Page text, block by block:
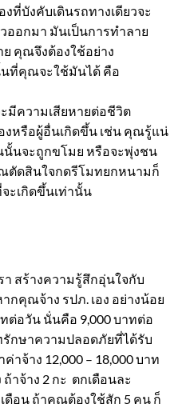
ที่บังคับเดินรถทางเดียวจะ
ออกมา มันเป็นการทำลาย
คุณจึงต้องใช้อย่าง
นที่คุณจะใช้มันได้ คือ
มีความเสียหายต่อชีวิต
งหรือผู้อื่นเกิดขึ้น เช่น คุณรู้แน่
นจะถูกขโมย หรือจะพุ่งชน
ตัดสินใจกดรีโมทยกหนามก็
ะเกิดขึ้นเท่านั้น
สร้างความรู้สึกอุ่นใจกับ
กคุณจ้าง รปภ. เอง อย่างน้อย
ต่อวัน นั่นคือ 9,000 บาทต่อ
รักษาความปลอดภัยที่ได้รับ
าจ้าง 12,000 – 18,000 บาท
าจ้าง 2 กะ ตกเดือนละ
ดือน ถ้าคุณต้องใช้สัก 5 คน ก็